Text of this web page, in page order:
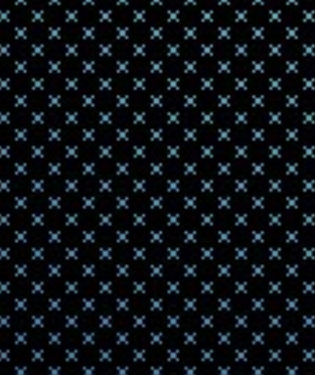
Китайский
длинный 3...
2020-08-26 16:45
Реальное
сканеров
ортоп...